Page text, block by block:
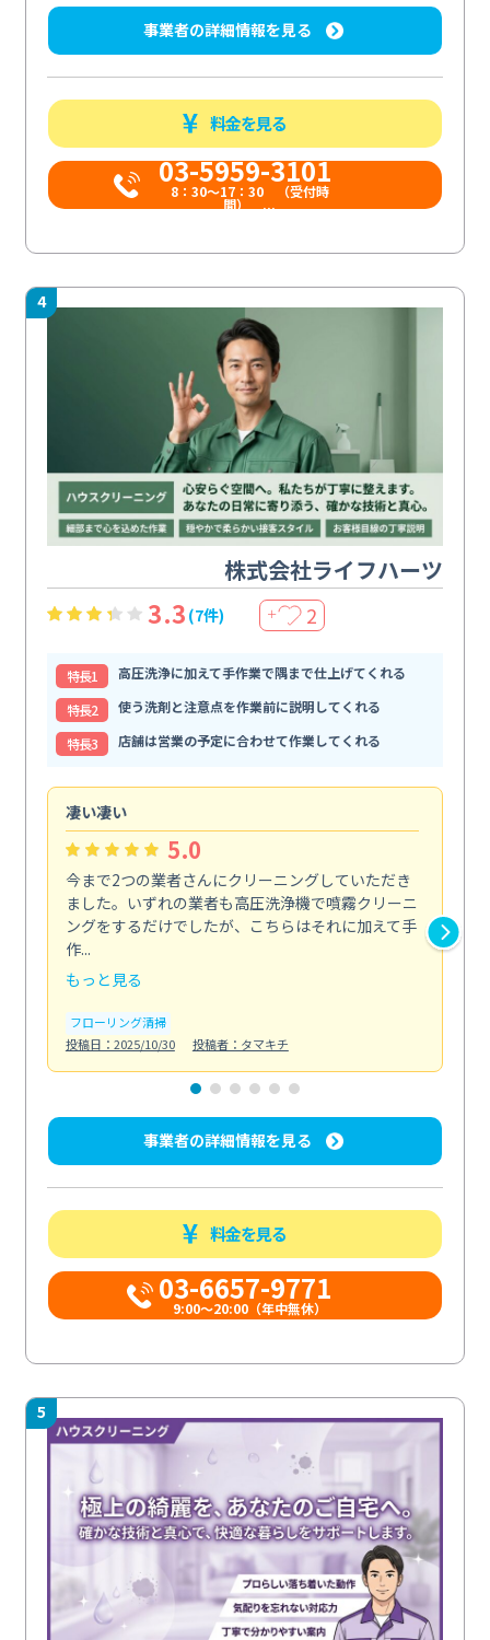
事業者の詳細情報を見る
料金を見る
03-5959-3101
8：30～17：30 （受付時
間） ...
4
株式会社ライフハーツ
3.3 (7件) ＋ 2
特⻑1
高圧洗浄に加えて手作業で隅まで仕上げてくれる
特⻑2
使う洗剤と注意点を作業前に説明してくれる
特⻑3
店舗は営業の予定に合わせて作業してくれる
凄い凄い
5.0
今まで2つの業者さんにクリーニングしていただき
ました。いずれの業者も高圧洗浄機で噴霧クリーニ
ングをするだけでしたが、こちらはそれに加えて手
作...
もっと見る
フローリング清掃
投稿日：2025/10/30
投稿者：タマキチ
事業者の詳細情報を見る
料金を見る
03-6657-9771
9:00～20:00（年中無休）
5